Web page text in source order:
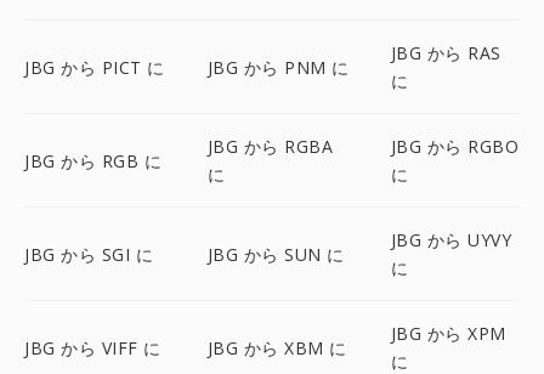
JBG から PICT に JBG から PNM に
JBG から RAS
に
JBG から RGB に
JBG から RGBA
に
JBG から RGBO
に
JBG から SGI に JBG から SUN に
JBG から UYVY
に
JBG から VIFF に JBG から XBM に
JBG から XPM
に